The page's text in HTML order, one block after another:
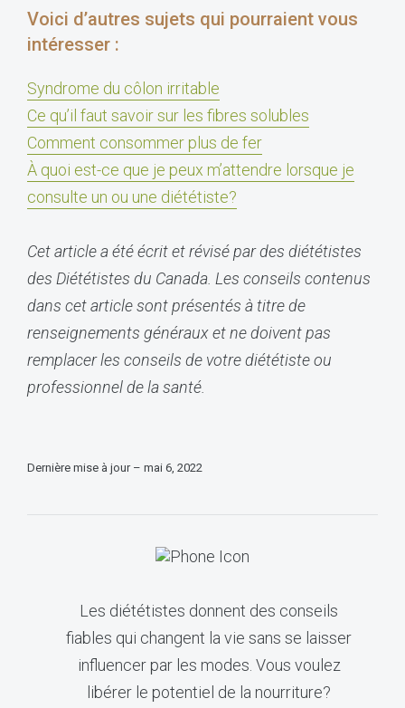
Voici d’autres sujets qui pourraient vous
intéresser :
Syndrome du côlon irritable
Ce qu’il faut savoir sur les fibres solubles
Comment consommer plus de fer
À quoi est-ce que je peux m’attendre lorsque je
consulte un ou une diététiste?
Cet article a été écrit et révisé par des diététistes
des Diététistes du Canada. Les conseils contenus
dans cet article sont présentés à titre de
renseignements généraux et ne doivent pas
remplacer les conseils de votre diététiste ou
professionnel de la santé.
Dernière mise à jour – mai 6, 2022
Les diététistes donnent des conseils
fiables qui changent la vie sans se laisser
influencer par les modes. Vous voulez
libérer le potentiel de la nourriture?